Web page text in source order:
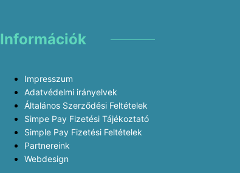
Információk
Impresszum
Adatvédelmi irányelvek
Általános Szerződési Feltételek
Simpe Pay Fizetési Tájékoztató
Simple Pay Fizetési Feltételek
Partnereink
Webdesign